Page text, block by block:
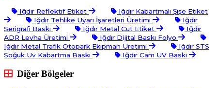
Iğdır Reflektif Etiket
Iğdır Kabartmalı Şişe Etiket
Iğdır Tehlike Uyarı İşaretleri Üretimi
Iğdır
Serigrafi Baskı
Iğdır Metal Cut Etiket
Iğdır
ADR Levha Üretimi
Iğdır Dijital Baskı Folyo
Iğdır Metal Trafik Otopark Ekipman Üretimi
Iğdır STS
Soğuk Uv Kabartma Baskı
Iğdır Cam UV Baskı
Diğer Bölgeler